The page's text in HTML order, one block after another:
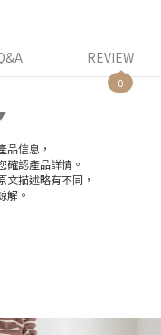
REVIEW
0
品信息，
確認產品詳情。
描述略有不同，
解。